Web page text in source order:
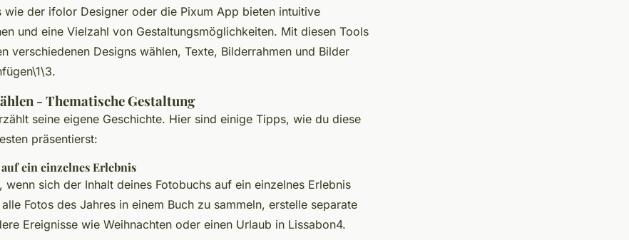
wie der ifolor Designer oder die Pixum App bieten intuitive
und eine Vielzahl von Gestaltungsmöglichkeiten. Mit diesen Tools
verschiedenen Designs wählen, Texte, Bilderrahmen und Bilder
- Thematische Gestaltung
seine eigene Geschichte. Hier sind einige Tipps, wie du diese
präsentierst:
ein einzelnes Erlebnis
wenn sich der Inhalt deines Fotobuchs auf ein einzelnes Erlebnis
Fotos des Jahres in einem Buch zu sammeln, erstelle separate
Ereignisse wie Weihnachten oder einen Urlaub in Lissabon4.